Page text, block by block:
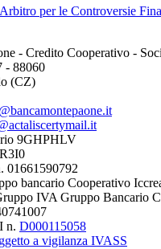
Arbitro per le Controversie
- Credito Cooperativo -
- 88060
(CZ)
9GHPHLV
01661590792
bancario Cooperativo
IVA Gruppo Bancario
n. D000115058
a vigilanza IVASS